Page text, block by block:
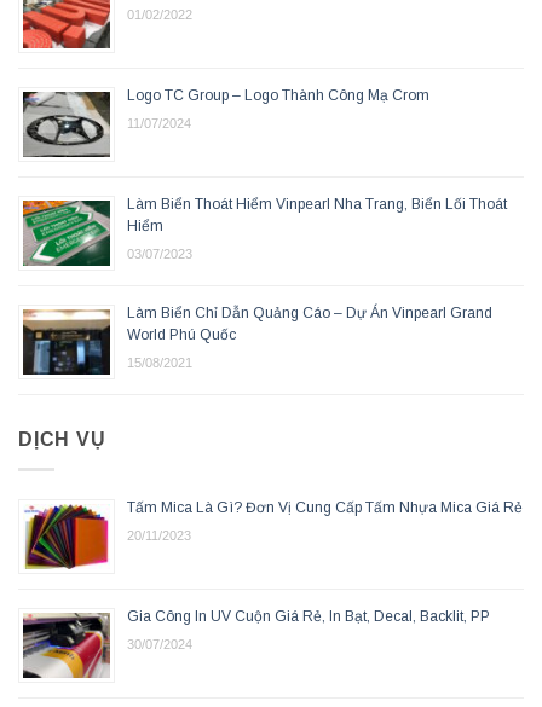
01/02/2022
Logo TC Group – Logo Thành Công Mạ Crom
11/07/2024
Làm Biển Thoát Hiểm Vinpearl Nha Trang, Biển Lối Thoát
Hiểm
03/07/2023
Làm Biển Chỉ Dẫn Quảng Cáo – Dự Án Vinpearl Grand
World Phú Quốc
15/08/2021
DỊCH VỤ
Tấm Mica Là Gì? Đơn Vị Cung Cấp Tấm Nhựa Mica Giá Rẻ
20/11/2023
Gia Công In UV Cuộn Giá Rẻ, In Bạt, Decal, Backlit, PP
30/07/2024